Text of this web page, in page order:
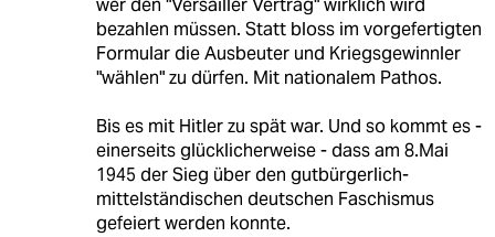
wer den "Versailler Vertrag" wirklich wird
bezahlen müssen. Statt bloss im vorgefertigten
Formular die Ausbeuter und Kriegsgewinnler
"wählen" zu dürfen. Mit nationalem Pathos.
Bis es mit Hitler zu spät war. Und so kommt es -
einerseits glücklicherweise - dass am 8.Mai
1945 der Sieg über den gutbürgerlich-
mittelständischen deutschen Faschismus
gefeiert werden konnte.